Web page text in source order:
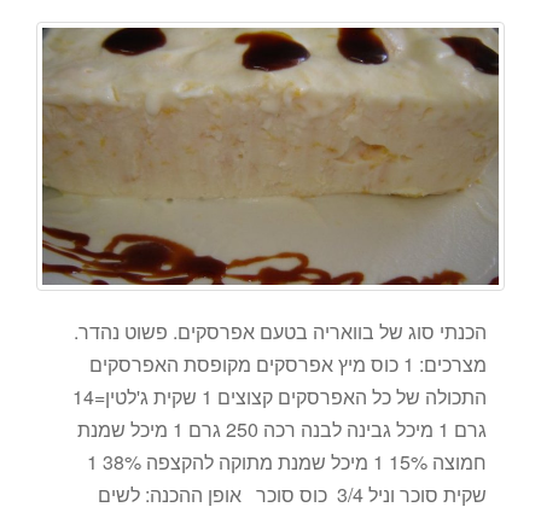
הכנתי סוג של בוואריה בטעם אפרסקים. פשוט נהדר.
מצרכים: 1 כוס מיץ אפרסקים מקופסת האפרסקים
התכולה של כל האפרסקים קצוצים 1 שקית ג'לטין=14
גרם 1 מיכל גבינה לבנה רכה 250 גרם 1 מיכל שמנת
חמוצה 15% 1 מיכל שמנת מתוקה להקצפה 38% 1
שקית סוכר וניל 3/4 כוס סוכר אופן ההכנה: לשים